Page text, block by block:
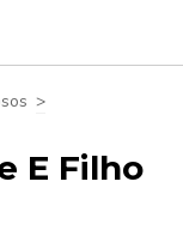
>
E Filho